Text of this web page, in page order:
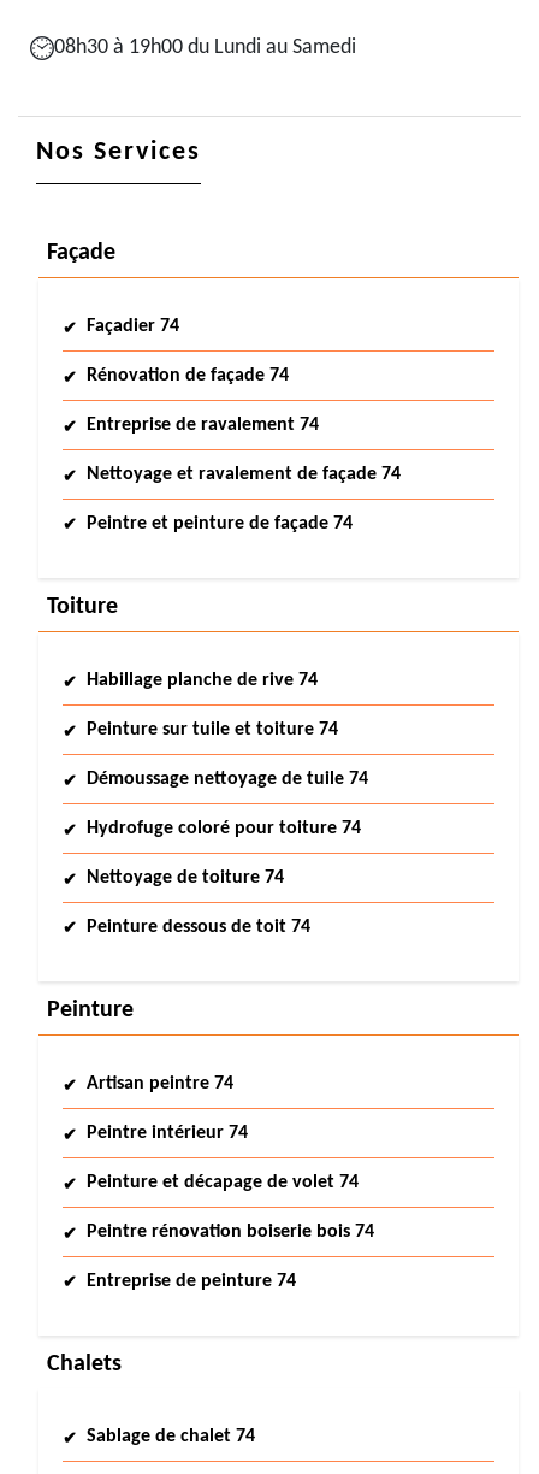
08h30 à 19h00 du Lundi au Samedi
Nos Services
Façade
Façadier 74
Rénovation de façade 74
Entreprise de ravalement 74
Nettoyage et ravalement de façade 74
Peintre et peinture de façade 74
Toiture
Habillage planche de rive 74
Peinture sur tuile et toiture 74
Démoussage nettoyage de tuile 74
Hydrofuge coloré pour toiture 74
Nettoyage de toiture 74
Peinture dessous de toit 74
Peinture
Artisan peintre 74
Peintre intérieur 74
Peinture et décapage de volet 74
Peintre rénovation boiserie bois 74
Entreprise de peinture 74
Chalets
Sablage de chalet 74